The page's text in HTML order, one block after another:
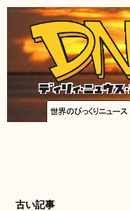
古い記事